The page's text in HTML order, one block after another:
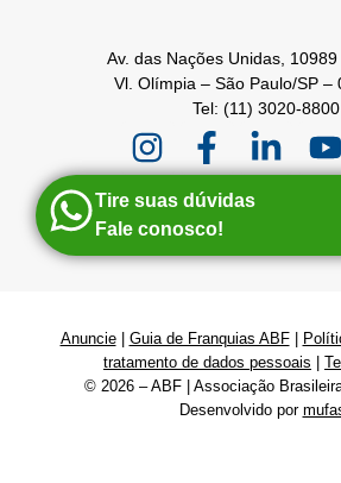
Av. das Nações Unidas,
Vl. Olímpia – São Paulo/SP –
Tel: (11) 3020-8800
Tire suas dúvidas
Fale conosco!
Anuncie| Guia de Franquias ABF|
tratamento de dados pessoais
© 2026 – ABF | Associação
Desenvolvido por